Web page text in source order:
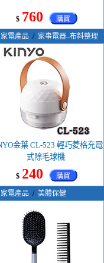
$ 760 購買
家電產品 / 家事電器–布料整理
金葉 CL-523 輕巧菱格充電
式除毛球機
$ 240 購買
家電產品 / 美體保健